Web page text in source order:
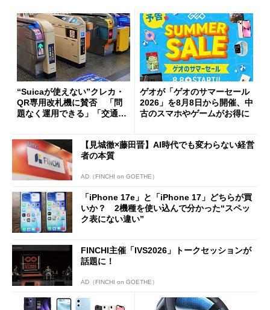
“Suicaが使えない”クレカ・
QR専用改札機に賛否 「問
題なく運用できる」「交通系I
ゲオが「ゲオのサマーセール
2026」を8月8日から開催、中
古のスマホやゲームがお得に
【見城徹×藤田晋】AI時代でも変わらない経営
者の本質
AD（FINCHI on GOETHE）
「iPhone 17e」と「iPhone 17」どちらが買
いか？ 2機種を使い込んで分かった“スペッ
ク表にない違い”
FINCHI主催「IVS2026」トークセッションが
話題に！
AD（FINCHI on GOETHE）